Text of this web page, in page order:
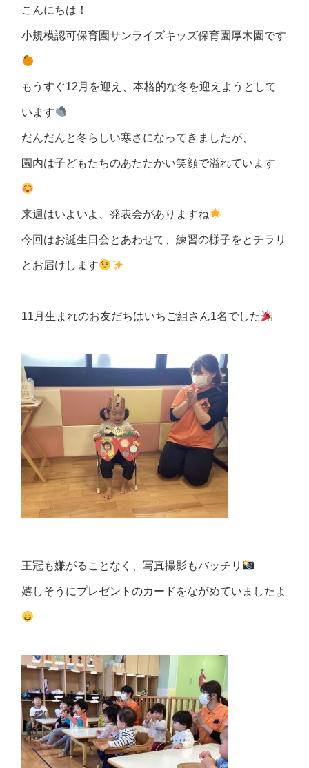
こんにちは！
小規模認可保育園サンライズキッズ保育園厚木園です
もうすぐ12月を迎え、本格的な冬を迎えようとして
います
だんだんと冬らしい寒さになってきましたが、
園内は子どもたちのあたたかい笑顔で溢れています
来週はいよいよ、発表会がありますね
今回はお誕生日会とあわせて、練習の様子をとチラリ
とお届けします
11月生まれのお友だちはいちご組さん1名でした
王冠も嫌がることなく、写真撮影もバッチリ
嬉しそうにプレゼントのカードをながめていましたよ